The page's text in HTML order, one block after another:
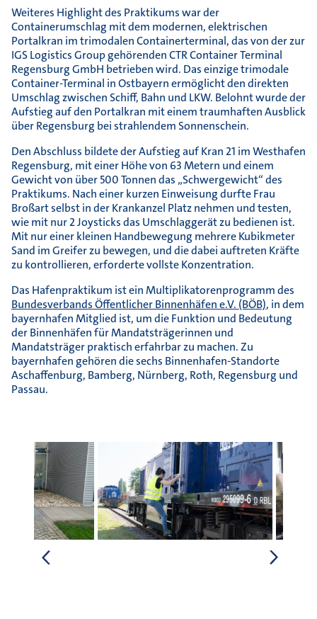
Weiteres Highlight des Praktikums war der
Containerumschlag mit dem modernen, elektrischen
Portalkran im trimodalen Containerterminal, das von der zur
IGS Logistics Group gehörenden CTR Container Terminal
Regensburg GmbH betrieben wird. Das einzige trimodale
Container-Terminal in Ostbayern ermöglicht den direkten
Umschlag zwischen Schiff, Bahn und LKW. Belohnt wurde der
Aufstieg auf den Portalkran mit einem traumhaften Ausblick
über Regensburg bei strahlendem Sonnenschein.
Den Abschluss bildete der Aufstieg auf Kran 21 im Westhafen
Regensburg, mit einer Höhe von 63 Metern und einem
Gewicht von über 500 Tonnen das „Schwergewicht“ des
Praktikums. Nach einer kurzen Einweisung durfte Frau
Broßart selbst in der Krankanzel Platz nehmen und testen,
wie mit nur 2 Joysticks das Umschlaggerät zu bedienen ist.
Mit nur einer kleinen Handbewegung mehrere Kubikmeter
Sand im Greifer zu bewegen, und die dabei auftreten Kräfte
zu kontrollieren, erforderte vollste Konzentration.
Das Hafenpraktikum ist ein Multiplikatorenprogramm des
Bundesverbands Öffentlicher Binnenhäfen e.V. (BÖB), in dem
bayernhafen Mitglied ist, um die Funktion und Bedeutung
der Binnenhäfen für Mandatsträgerinnen und
Mandatsträger praktisch erfahrbar zu machen. Zu
bayernhafen gehören die sechs Binnenhafen-Standorte
Aschaffenburg, Bamberg, Nürnberg, Roth, Regensburg und
Passau.